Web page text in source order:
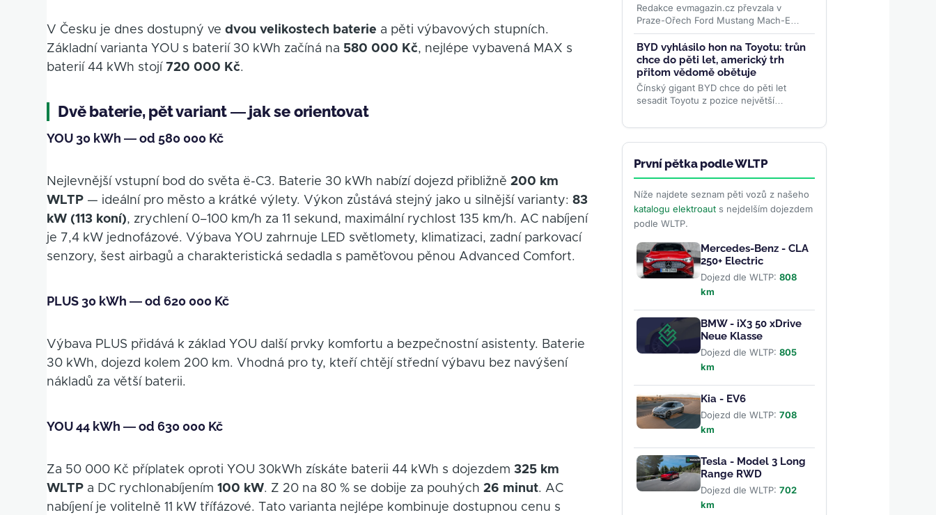
V Česku je dnes dostupný vedvou velikostech baterie a pěti výbavových stupních.
Základní varianta YOU s baterií 30 kWh začíná na580 000 Kč, nejlépe vybavená MAX s
baterií 44 kWh stojí 720 000 Kč.
Dvě baterie, pět variant — jak se orientovat
YOU 30 kWh — od 580 000 Kč
Nejlevnější vstupní bod do světa ë-C3. Baterie 30 kWh nabízí dojezd přibližně200 km
WLTP — ideální pro město a krátké výlety. Výkon zůstává stejný jako u silnější varianty:83
kW (113 koní), zrychlení 0–100 km/h za 11 sekund, maximální rychlost 135 km/h. AC nabíjení
je 7,4 kW jednofázové. Výbava YOU zahrnuje LED světlomety, klimatizaci, zadní parkovací
senzory, šest airbagů a charakteristická sedadla s paměťovou pěnou Advanced Comfort.
PLUS 30 kWh — od 620 000 Kč
Výbava PLUS přidává k základ YOU další prvky komfortu a bezpečnostní asistenty. Baterie
30 kWh, dojezd kolem 200 km. Vhodná pro ty, kteří chtějí střední výbavu bez navýšení
nákladů za větší baterii.
YOU 44 kWh — od 630 000 Kč
Za 50 000 Kč příplatek oproti YOU 30kWh získáte baterii 44 kWh s dojezdem325 km
WLTP a DC rychlonabíjením100 kW. Z 20 na 80 % se dobije za pouhých26 minut. AC
nabíjení je volitelně 11 kW třífázové. Tato varianta nejlépe kombinuje dostupnou cenu s
Redakce evmagazin.cz převzala v
Praze-Ořech Ford Mustang Mach-E
Premium RWD s prodlouženým
dojezdem. Začíná půlroční test, ve
kterém... >>
BYD vyhlásilo hon na Toyotu: trůn
chce do pěti let, americký trh
přitom vědomě obětuje
Čínský gigant BYD chce do pěti let
sesadit Toyotu z pozice největší
viceprezidentky Stelly Li k tomu...>>
První pětka podle WLTP
Níže najdete seznam pěti vozů z našeho
katalogu elektroauts nejdelším dojezdem
podle WLTP.
Mercedes-Benz - CLA
250+ Electric
Dojezd dle WLTP: 808
km
BMW - iX3 50 xDrive
Neue Klasse
Dojezd dle WLTP: 805
km
Kia - EV6
Dojezd dle WLTP: 708
km
Tesla - Model 3 Long
Range RWD
Dojezd dle WLTP: 702
km